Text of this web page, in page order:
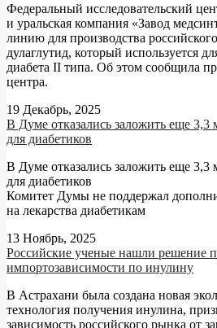
Федеральный исследовательский
и уральская компания «Завод
линию для производства
дулаглутид, который используется
диабета II типа. Об этом сообщила
центра.
19 Декабрь, 2025
В Думе отказались заложить еще 3,3
для диабетиков
В Думе отказались заложить еще 3,3
для диабетиков
Комитет Думы не поддержал
на лекарства диабетикам
13 Ноябрь, 2025
Российские ученые нашли решение
импортозависимости по инулину
В Астрахани была создана новая
технология получения инулина,
зависимость российского рынка от